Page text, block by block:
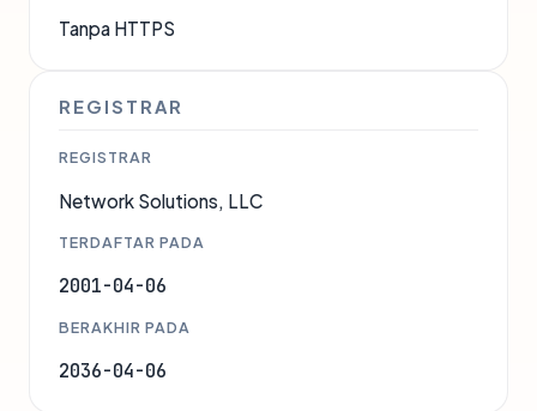
Tanpa HTTPS
REGISTRAR
REGISTRAR
Network Solutions, LLC
TERDAFTAR PADA
2001-04-06
BERAKHIR PADA
2036-04-06